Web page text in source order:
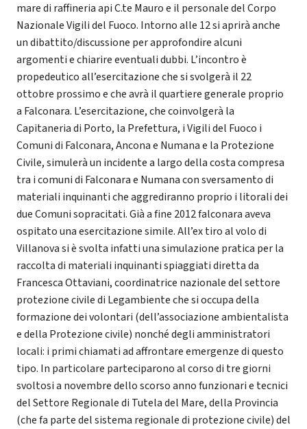
mare di raffineria api C.te Mauro e il personale del Corpo
Nazionale Vigili del Fuoco. Intorno alle 12 si aprirà anche
un dibattito/discussione per approfondire alcuni
argomenti e chiarire eventuali dubbi. L’incontro è
propedeutico all’esercitazione che si svolgerà il 22
ottobre prossimo e che avrà il quartiere generale proprio
a Falconara. L’esercitazione, che coinvolgerà la
Capitaneria di Porto, la Prefettura, i Vigili del Fuoco i
Comuni di Falconara, Ancona e Numana e la Protezione
Civile, simulerà un incidente a largo della costa compresa
tra i comuni di Falconara e Numana con sversamento di
materiali inquinanti che aggrediranno proprio i litorali dei
due Comuni sopracitati. Già a fine 2012 falconara aveva
ospitato una esercitazione simile. All’ex tiro al volo di
Villanova si è svolta infatti una simulazione pratica per la
raccolta di materiali inquinanti spiaggiati diretta da
Francesca Ottaviani, coordinatrice nazionale del settore
protezione civile di Legambiente che si occupa della
formazione dei volontari (dell’associazione ambientalista
e della Protezione civile) nonché degli amministratori
locali: i primi chiamati ad affrontare emergenze di questo
tipo. In particolare parteciparono al corso di tre giorni
svoltosi a novembre dello scorso anno funzionari e tecnici
del Settore Regionale di Tutela del Mare, della Provincia
(che fa parte del sistema regionale di protezione civile) del